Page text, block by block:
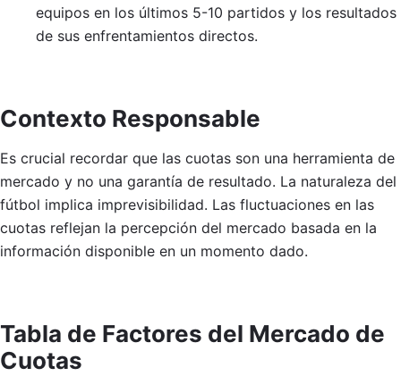
equipos en los últimos 5-10 partidos y los resultados
de sus enfrentamientos directos.
Contexto Responsable
Es crucial recordar que las cuotas son una herramienta de
mercado y no una garantía de resultado. La naturaleza del
fútbol implica imprevisibilidad. Las fluctuaciones en las
cuotas reflejan la percepción del mercado basada en la
información disponible en un momento dado.
Tabla de Factores del Mercado de
Cuotas